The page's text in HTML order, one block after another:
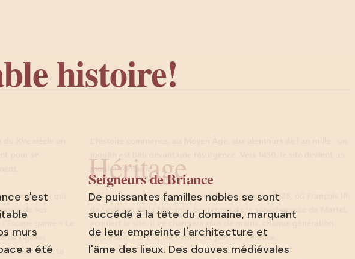
histoire!
s'est
murs
a été
Héritage
Seigneurs de Briance
De puissantes familles nobles se sont
succédé à la tête du domaine, marquant
de leur empreinte l'architecture et
l'âme des lieux. Des douves médiévales